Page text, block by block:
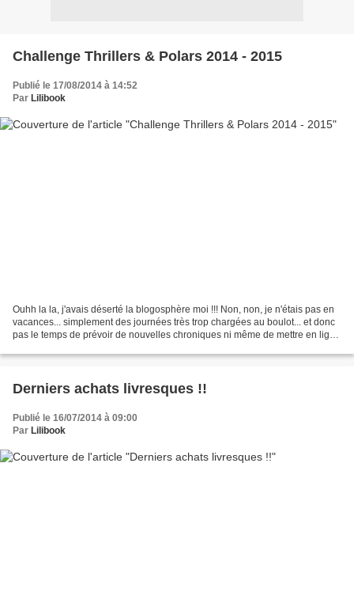
Challenge Thrillers & Polars 2014 - 2015
Publié le 17/08/2014 à 14:52
Par Lilibook
Ouhh la la, j'avais déserté la blogosphère moi !!! Non, non, je n'étais pas en
vacances... simplement des journées très trop chargées au boulot... et donc
pas le temps de prévoir de nouvelles chroniques ni même de mettre en ligne
Derniers achats livresques !!
Publié le 16/07/2014 à 09:00
Par Lilibook